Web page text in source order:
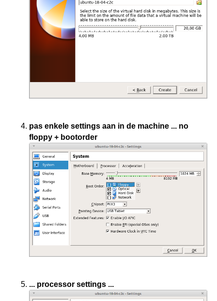
pas enkele settings aan in de machine ... no
floppy + bootorder
... processor settings ...